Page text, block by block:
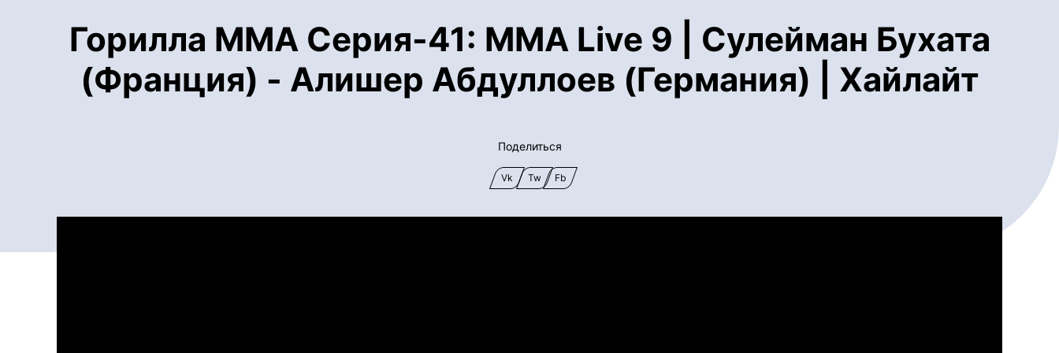
Горилла ММА Серия-41: MMA Live 9 | Сулейман Бухата
(Франция) - Алишер Абдуллоев (Германия) | Хайлайт
Поделиться
Vk Tw Fb